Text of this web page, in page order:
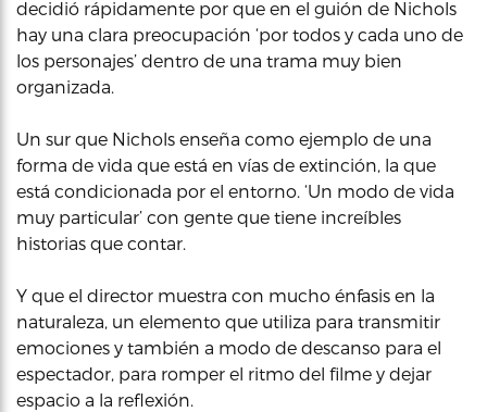
decidió rápidamente por que en el guión de Nichols
hay una clara preocupación ‘por todos y cada uno de
los personajes’ dentro de una trama muy bien
organizada.
Un sur que Nichols enseña como ejemplo de una
forma de vida que está en vías de extinción, la que
está condicionada por el entorno. ‘Un modo de vida
muy particular’ con gente que tiene increíbles
historias que contar.
Y que el director muestra con mucho énfasis en la
naturaleza, un elemento que utiliza para transmitir
emociones y también a modo de descanso para el
espectador, para romper el ritmo del filme y dejar
espacio a la reflexión.